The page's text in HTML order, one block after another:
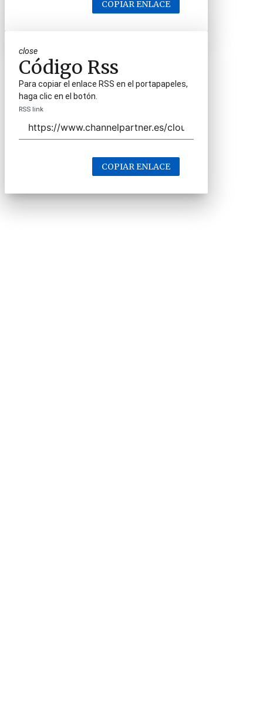
COPIAR ENLACE
close
Código Rss
Para copiar el enlace RSS en el portapapeles,
haga clic en el botón.
RSS link
COPIAR ENLACE